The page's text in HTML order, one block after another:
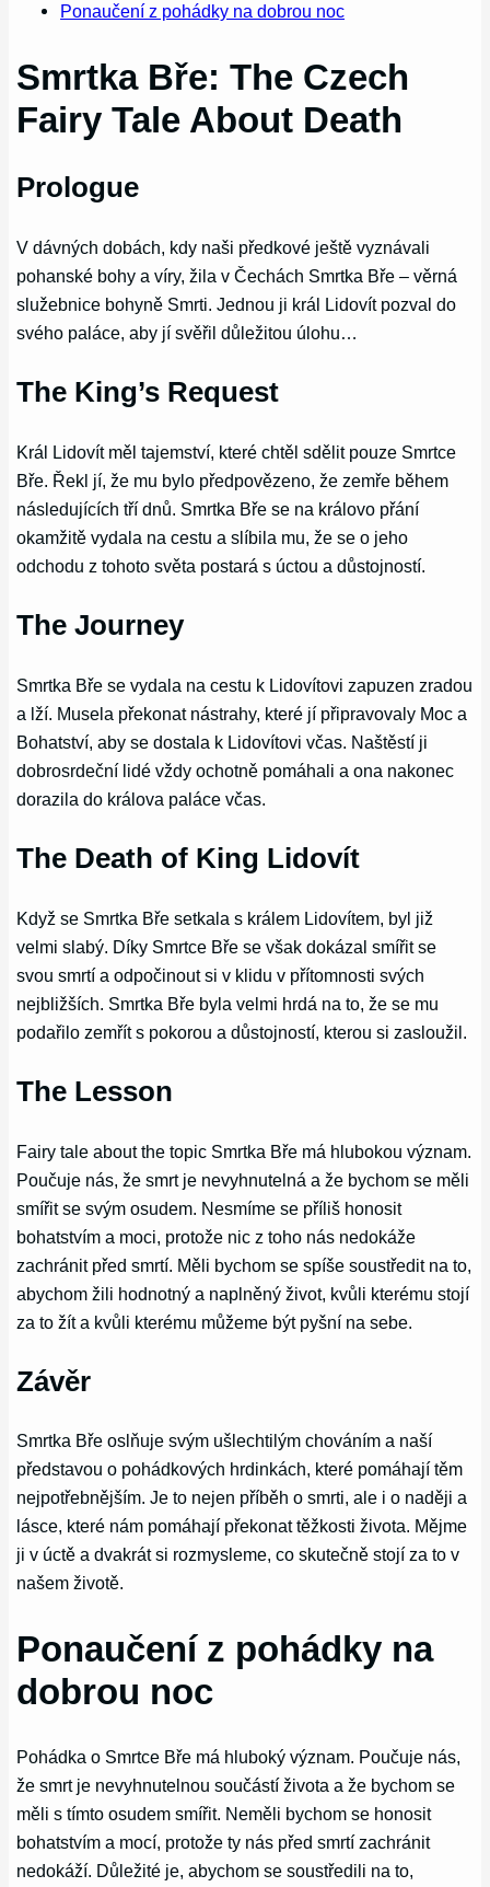
Ponaučení z pohádky na dobrou noc
Smrtka Bře: The Czech
Fairy Tale About Death
Prologue
V dávných dobách, kdy naši předkové ještě vyznávali
pohanské bohy a víry, žila v Čechách Smrtka Bře – věrná
služebnice bohyně Smrti. Jednou ji král Lidovít pozval do
svého paláce, aby jí svěřil důležitou úlohu…
The King’s Request
Král Lidovít měl tajemství, které chtěl sdělit pouze Smrtce
Bře. Řekl jí, že mu bylo předpovězeno, že zemře během
následujících tří dnů. Smrtka Bře se na královo přání
okamžitě vydala na cestu a slíbila mu, že se o jeho
odchodu z tohoto světa postará s úctou a důstojností.
The Journey
Smrtka Bře se vydala na cestu k Lidovítovi zapuzen zradou
a lží. Musela překonat nástrahy, které jí připravovaly Moc a
Bohatství, aby se dostala k Lidovítovi včas. Naštěstí ji
dobrosrdeční lidé vždy ochotně pomáhali a ona nakonec
dorazila do králova paláce včas.
The Death of King Lidovít
Když se Smrtka Bře setkala s králem Lidovítem, byl již
velmi slabý. Díky Smrtce Bře se však dokázal smířit se
svou smrtí a odpočinout si v klidu v přítomnosti svých
nejbližších. Smrtka Bře byla velmi hrdá na to, že se mu
podařilo zemřít s pokorou a důstojností, kterou si zasloužil.
The Lesson
Fairy tale about the topic Smrtka Bře má hlubokou význam.
Poučuje nás, že smrt je nevyhnutelná a že bychom se měli
smířit se svým osudem. Nesmíme se příliš honosit
bohatstvím a moci, protože nic z toho nás nedokáže
zachránit před smrtí. Měli bychom se spíše soustředit na to,
abychom žili hodnotný a naplněný život, kvůli kterému stojí
za to žít a kvůli kterému můžeme být pyšní na sebe.
Závěr
Smrtka Bře oslňuje svým ušlechtilým chováním a naší
představou o pohádkových hrdinkách, které pomáhají těm
nejpotřebnějším. Je to nejen příběh o smrti, ale i o naději a
lásce, které nám pomáhají překonat těžkosti života. Mějme
ji v úctě a dvakrát si rozmysleme, co skutečně stojí za to v
našem životě.
Ponaučení z pohádky na
dobrou noc
Pohádka o Smrtce Bře má hluboký význam. Poučuje nás,
že smrt je nevyhnutelnou součástí života a že bychom se
měli s tímto osudem smířit. Neměli bychom se honosit
bohatstvím a mocí, protože ty nás před smrtí zachránit
nedokáží. Důležité je, abychom se soustředili na to,